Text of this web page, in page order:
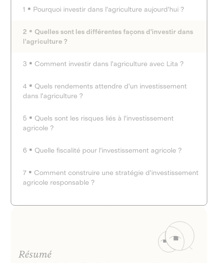
1 Pourquoi investir dans l'agriculture aujourd'hui ?
2
Quelles sont les différentes façons d'investir dans
l'agriculture ?
3 Comment investir dans l'agriculture avec Lita ?
4
Quels rendements attendre d'un investissement
dans l'agriculture ?
5
Quels sont les risques liés à l'investissement
agricole ?
6 Quelle fiscalité pour l'investissement agricole ?
7
Comment construire une stratégie d'investissement
agricole responsable ?
Résumé